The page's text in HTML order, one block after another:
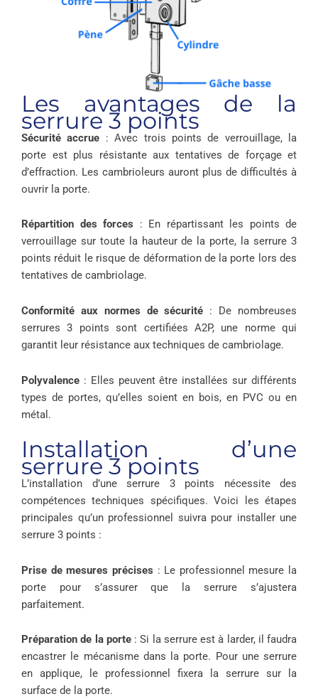
Les avantages de la
serrure 3 points
Sécurité accrue : Avec trois points de verrouillage, la
porte est plus résistante aux tentatives de forçage et
d’effraction. Les cambrioleurs auront plus de difficultés à
ouvrir la porte.
Répartition des forces : En répartissant les points de
verrouillage sur toute la hauteur de la porte, la serrure 3
points réduit le risque de déformation de la porte lors des
tentatives de cambriolage.
Conformité aux normes de sécurité : De nombreuses
serrures 3 points sont certifiées A2P, une norme qui
garantit leur résistance aux techniques de cambriolage.
Polyvalence : Elles peuvent être installées sur différents
types de portes, qu’elles soient en bois, en PVC ou en
métal.
Installation d’une
serrure 3 points
L’installation d’une serrure 3 points nécessite des
compétences techniques spécifiques. Voici les étapes
principales qu’un professionnel suivra pour installer une
serrure 3 points :
Prise de mesures précises : Le professionnel mesure la
porte pour s’assurer que la serrure s’ajustera
parfaitement.
Préparation de la porte: Si la serrure est à larder, il faudra
encastrer le mécanisme dans la porte. Pour une serrure
en applique, le professionnel fixera la serrure sur la
surface de la porte.